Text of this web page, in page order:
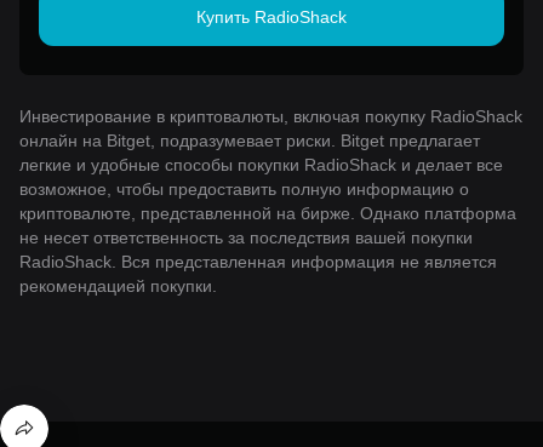
Купить RadioShack
Инвестирование в криптовалюты, включая покупку RadioShack
онлайн на Bitget, подразумевает риски. Bitget предлагает
легкие и удобные способы покупки RadioShack и делает все
возможное, чтобы предоставить полную информацию о
криптовалюте, представленной на бирже. Однако платформа
не несет ответственность за последствия вашей покупки
RadioShack. Вся представленная информация не является
рекомендацией покупки.